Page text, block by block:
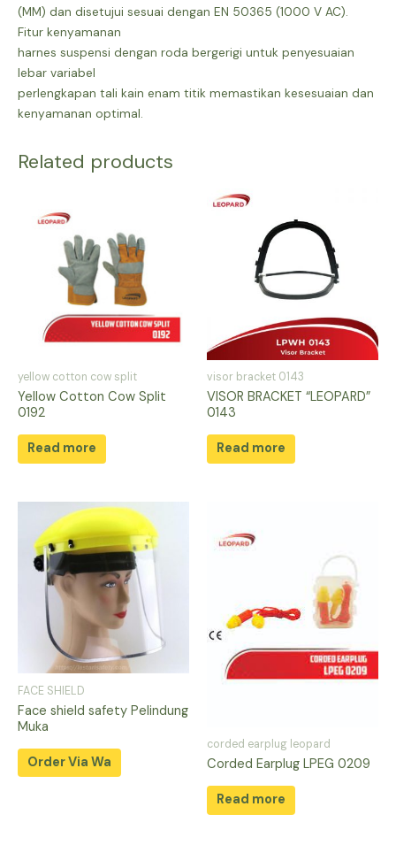
(MM) dan disetujui sesuai dengan EN 50365 (1000 V AC).
Fitur kenyamanan
harnes suspensi dengan roda bergerigi untuk penyesuaian
lebar variabel
perlengkapan tali kain enam titik memastikan kesesuaian dan
kenyamanan optimal.
Related products
yellow cotton cow split
Yellow Cotton Cow Split
0192
Read more
visor bracket 0143
VISOR BRACKET “LEOPARD”
0143
Read more
FACE SHIELD
Face shield safety Pelindung
Muka
Order Via Wa
corded earplug leopard
Corded Earplug LPEG 0209
Read more